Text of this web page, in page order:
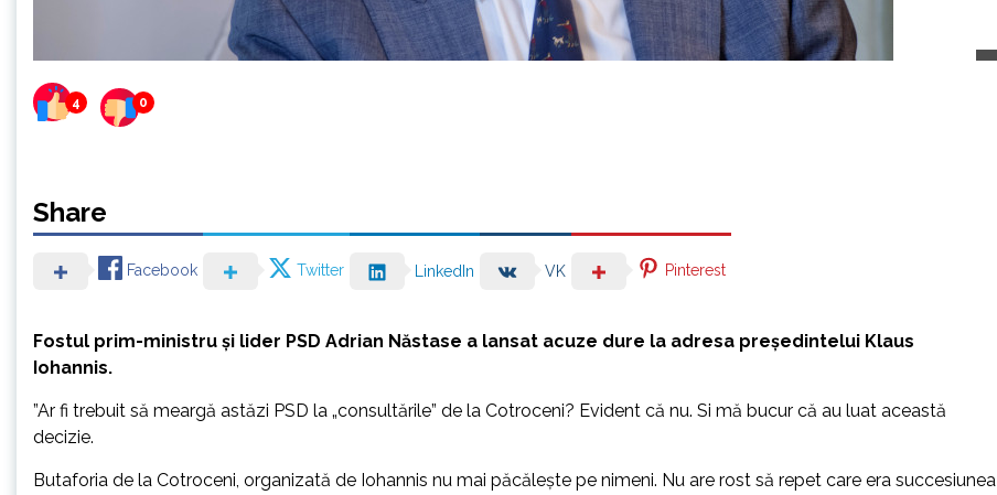
4 0
Share
Facebook Twitter LinkedIn VK Pinterest
Fostul prim-ministru și lider PSD Adrian Năstase a lansat acuze dure la adresa președintelui Klaus
Iohannis.
”Ar fi trebuit să meargă astăzi PSD la „consultările” de la Cotroceni? Evident că nu. Si mă bucur că au luat această
decizie.
Butaforia de la Cotroceni, organizată de Iohannis nu mai păcălește pe nimeni. Nu are rost să repet care era succesiunea